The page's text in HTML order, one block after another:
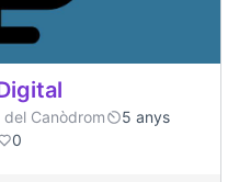
Canòdrom
5 anys
0